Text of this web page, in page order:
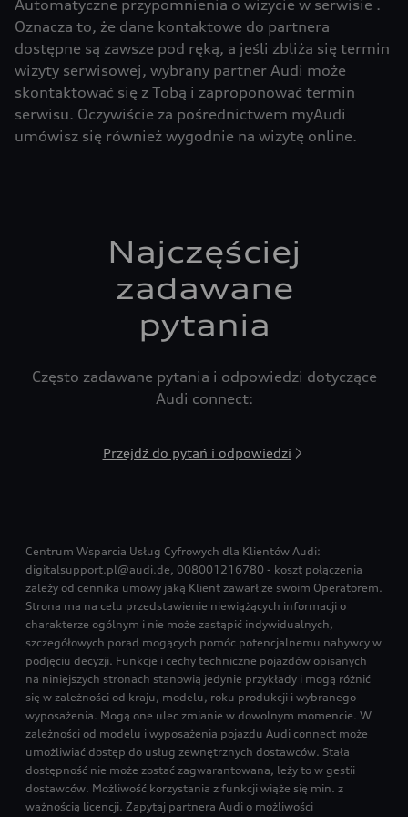
Automatyczne przypomnienia o wizycie w serwisie .
Oznacza to, że dane kontaktowe do partnera
dostępne są zawsze pod ręką, a jeśli zbliża się termin
wizyty serwisowej, wybrany partner Audi może
skontaktować się z Tobą i zaproponować termin
serwisu. Oczywiście za pośrednictwem myAudi
umówisz się również wygodnie na wizytę online.
Najczęściej
zadawane
pytania
Często zadawane pytania i odpowiedzi dotyczące
Audi connect:
Przejdź do pytań i odpowiedzi
Centrum Wsparcia Usług Cyfrowych dla Klientów Audi:
digitalsupport.pl@audi.de, 008001216780 - koszt połączenia
zależy od cennika umowy jaką Klient zawarł ze swoim Operatorem.
Strona ma na celu przedstawienie niewiążących informacji o
charakterze ogólnym i nie może zastąpić indywidualnych,
szczegółowych porad mogących pomóc potencjalnemu nabywcy w
podjęciu decyzji. Funkcje i cechy techniczne pojazdów opisanych
na niniejszych stronach stanowią jedynie przykłady i mogą różnić
się w zależności od kraju, modelu, roku produkcji i wybranego
wyposażenia. Mogą one ulec zmianie w dowolnym momencie. W
zależności od modelu i wyposażenia pojazdu Audi connect może
umożliwiać dostęp do usług zewnętrznych dostawców. Stała
dostępność nie może zostać zagwarantowana, leży to w gestii
dostawców. Możliwość korzystania z funkcji wiąże się min. z
ważnością licencji. Zapytaj partnera Audi o możliwości